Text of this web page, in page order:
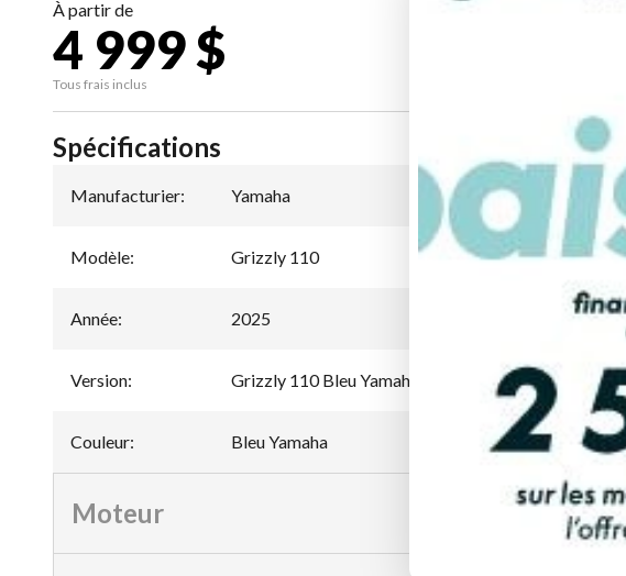
À partir de
4 999 $
Tous frais inclus
Spécifications
Manufacturier: Yamaha
Modèle: Grizzly 110
Année: 2025
Version: Grizzly 110 Bleu Yamaha
Couleur: Bleu Yamaha
Moteur